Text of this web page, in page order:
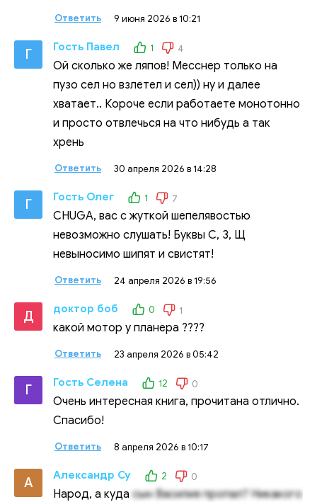
Ответить 9 июня 2026 в 10:21
Г Гость Павел 1 4
Ой сколько же ляпов! Месснер только на
пузо сел но взлетел и сел)) ну и далее
хватает.. Короче если работаете монотонно
и просто отвлечься на что нибудь а так
хрень
Ответить 30 апреля 2026 в 14:28
Г Гость Олег 1 7
CHUGA, вас с жуткой шепелявостью
невозможно слушать! Буквы С, З, Щ
невыносимо шипят и свистят!
Ответить 24 апреля 2026 в 19:56
Д доктор боб 0 1
какой мотор у планера ????
Ответить 23 апреля 2026 в 05:42
Г Гость Селена 12 0
Очень интересная книга, прочитана отлично.
Спасибо!
Ответить 8 апреля 2026 в 10:17
А Александр Су 2 0
Народ, а кудасын Василия пропал? Никакого